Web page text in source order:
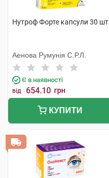
Нутроф Форте капсули 30 шт
Аенова Румунія С.Р.Л.
Є в наявності
від 654.10 грн
КУПИТИ